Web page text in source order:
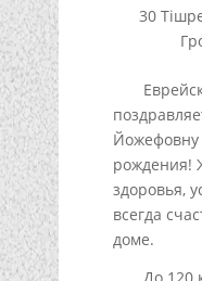
30
Йожефовну
рождения!
здоровья,
всегда
доме.